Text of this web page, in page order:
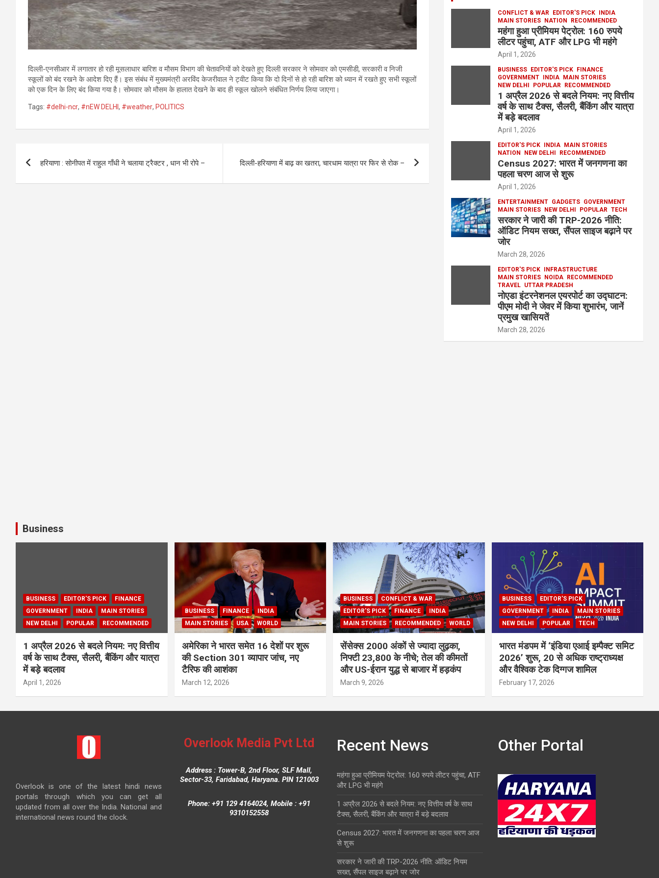
दिल्ली-एनसीआर में लगातार हो रही मूसलाधार बारिश व मौसम विभाग की चेतावनियों को देखते हुए दिल्ली सरकार ने सोमवार को एमसीडी, सरकारी व निजी
स्कूलों को बंद रखने के आदेश दिए हैं। इस संबंध में मुख्यमंत्री अरविंद केजरीवाल ने ट्वीट किया कि दो दिनों से हो रही बारिश को ध्यान में रखते हुए सभी स्कूलों
को एक दिन के लिए बंद किया गया है। सोमवार को मौसम के हालात देखने के बाद ही स्कूल खोलने संबंधित निर्णय लिया जाएगा।
Tags: #delhi-ncr, #nEW DELHI , #weather, POLITICS
हरियाणा : सोनीपत में राहुल गाँधी ने चलाया ट्रैक्टर , धान भी रोपे – दिल्ली-हरियाणा में बाढ़ का खतरा, चारधाम यात्रा पर फिर से रोक –
CONFLICT & WAR EDITOR'S PICK INDIA
MAIN STORIES NATION RECOMMENDED
महंगा हुआ प्रीमियम पेट्रोल: 160 रुपये
लीटर पहुंचा, ATF और LPG भी महंगे
April 1, 2026
BUSINESS EDITOR'S PICK FINANCE
GOVERNMENT INDIA MAIN STORIES
NEW DELHI
POPULAR RECOMMENDED
1 अप्रैल 2026 से बदले नियम: नए वित्तीय
वर्ष के साथ टैक्स, सैलरी, बैंकिंग और यात्रा
में बड़े बदलाव
April 1, 2026
EDITOR'S PICK INDIA MAIN STORIES
NATION
NEW DELHI RECOMMENDED
Census 2027: भारत में जनगणना का
पहला चरण आज से शुरू
April 1, 2026
ENTERTAINMENT GADGETS GOVERNMENT
MAIN STORIES NEW DELHI POPULAR TECH
सरकार ने जारी की TRP-2026 नीति:
ऑडिट नियम सख्त, सैंपल साइज बढ़ाने पर
जोर
March 28, 2026
EDITOR'S PICK INFRASTRUCTURE
MAIN STORIES NOIDA RECOMMENDED
TRAVEL UTTAR PRADESH
नोएडा इंटरनेशनल एयरपोर्ट का उद्घाटन:
पीएम मोदी ने जेवर में किया शुभारंभ, जानें
प्रमुख खासियतें
March 28, 2026
Business
BUSINESS EDITOR'S PICK
FINANCE
GOVERNMENT
INDIA
MAIN STORIES
NEW DELHI
POPULAR RECOMMENDED
1 अप्रैल 2026 से बदले नियम: नए वित्तीय
वर्ष के साथ टैक्स, सैलरी, बैंकिंग और यात्रा
में बड़े बदलाव
April 1, 2026
BUSINESS FINANCE
INDIA
MAIN STORIES
USA WORLD
अमेरिका ने भारत समेत 16 देशों पर शुरू
की Section 301 व्यापार जांच, नए
टैरिफ की आशंका
March 12, 2026
BUSINESS
CONFLICT & WAR
EDITOR'S PICK
FINANCE
INDIA
MAIN STORIES
RECOMMENDED WORLD
सेंसेक्स 2000 अंकों से ज्यादा लुढ़का,
निफ्टी 23,800 के नीचे; तेल की कीमतों
और US-ईरान युद्ध से बाजार में हड़कंप
March 9, 2026
BUSINESS
EDITOR'S PICK
GOVERNMENT
INDIA
MAIN STORIES
NEW DELHI
POPULAR TECH
भारत मंडपम में ‘इंडिया एआई इम्पैक्ट समिट
2026’ शुरू, 20 से अधिक राष्ट्राध्यक्ष
और वैश्विक टेक दिग्गज शामिल
February 17, 2026
Overlook is one of the latest hindi news
portals through which you can get all
updated from all over the India. National and
international news round the clock.
Overlook Media Pvt Ltd
Address : Tower-B, 2nd Floor, SLF Mall,
Sector-33, Faridabad, Haryana. PIN 121003
Phone: +91 129 4164024, Mobile : +91
9310152558
Recent News
महंगा हुआ प्रीमियम पेट्रोल: 160 रुपये लीटर पहुंचा, ATF
और LPG भी महंगे
1 अप्रैल 2026 से बदले नियम: नए वित्तीय वर्ष के साथ
टैक्स, सैलरी, बैंकिंग और यात्रा में बड़े बदलाव
Census 2027: भारत में जनगणना का पहला चरण आज
से शुरू
सरकार ने जारी की TRP-2026 नीति: ऑडिट नियम
सख्त, सैंपल साइज बढ़ाने पर जोर
Other Portal